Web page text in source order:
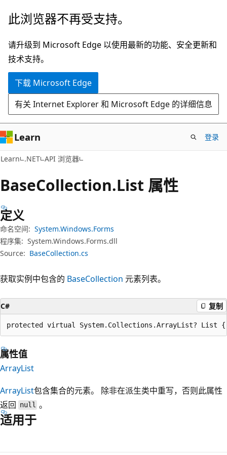
跳
主
要
内
跳
页
内
导
此浏览器不再受支持。
请升级到 Microsoft Edge 以使用最新的功能、安全更新和
技术支持。
下载 Microsoft Edge
有关 Internet Explorer 和 Microsoft Edge 的详细信息
Learn 登录
Learn .NET API 浏览器
BaseCollection.List 属性
定义
命名空间: System.Windows.Forms
程序集: System.Windows.Forms.dll
Source: BaseCollection.cs
获取实例中包含的 BaseCollection 元素列表。
C# 复制
protected virtual System.Collections.ArrayList? List
属性值
ArrayList
ArrayList包含集合的元素。 除非在派生类中重写，否则此属性
返回 null 。
适用于